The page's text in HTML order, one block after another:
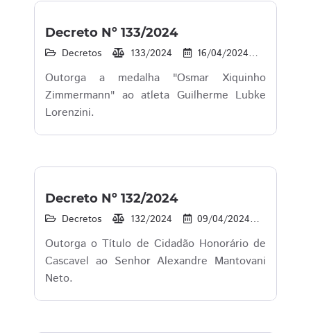
Decreto Nº 133/2024
Decretos 133/2024 16/04/2024
Outorga a medalha "Osmar Xiquinho
Zimmermann" ao atleta Guilherme Lubke
Lorenzini.
Decreto Nº 132/2024
Decretos 132/2024 09/04/2024
Outorga o Título de Cidadão Honorário de
Cascavel ao Senhor Alexandre Mantovani
Neto.